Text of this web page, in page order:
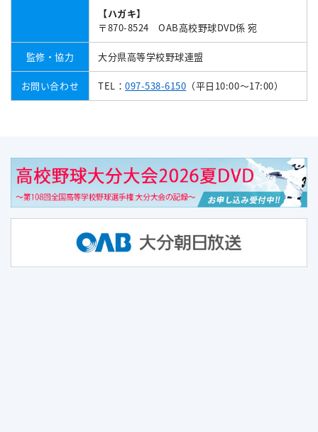
【ハガキ】
〒870-8524 OAB高校野球DVD係 宛
監修・協力 大分県高等学校野球連盟
お問い合わせ TEL：097-538-6150 （平日10:00～17:00）